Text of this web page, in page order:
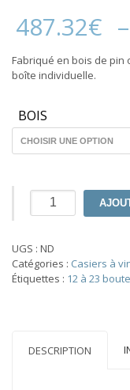
487.32€ –
Fabriqué en bois de pin
boîte individuelle.
BOIS
quantité
vin
Série
Godello
avec
UGS : ND
Catégories : Casiers à
Étiquettes : 12 à 23
DESCRIPTION